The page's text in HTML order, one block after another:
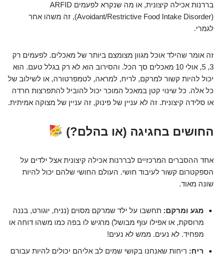
בררנות אכילה קיצונית, או מה שנקרא לפעמים ARFID
(Avoidant/Restrictive Food Intake Disorder), זה משהו אחר
לגמרי.
זה אומר שהילד אוכל מגוון מצומצם ביותר של מאכלים. לפעמים רק
3, 5, אולי 10 מאכלים סך הכל. והסירוב הוא לא רק בגלל טעם. הוא
יכול להיות קשור למרקם, לריח, למראה, לטמפרטורה, או לשילוב של
כל אלה. כל שינוי קטן במאכל המוכר יכול להוביל להתפרצות חרדה
או סלידה קיצונית. זה לא עניין של פינוק, זה עניין של מצוקה אמיתית.
החושים בחגיגה (או בהלם?)
אחד ההסברים המרכזיים לבררנות אכילה קיצונית אצל ילדים על
הספקטרום קשור לעיבוד חושי. העולם החושי שלהם יכול להיות
שונה מאוד.
מגע ומרקם: תחשבו על ילד שמרקם מסוים (נניח, יוגורט, בננה
מרוסקת, או אפילו עוף מבושל) מרגיש לו בפה כמו משהו דוחה או
מפחיד. לא נעים. ממש לא נעים!
ריח: ריחות שאנחנו בקושי שמים לב אליהם יכולים להיות עבורם